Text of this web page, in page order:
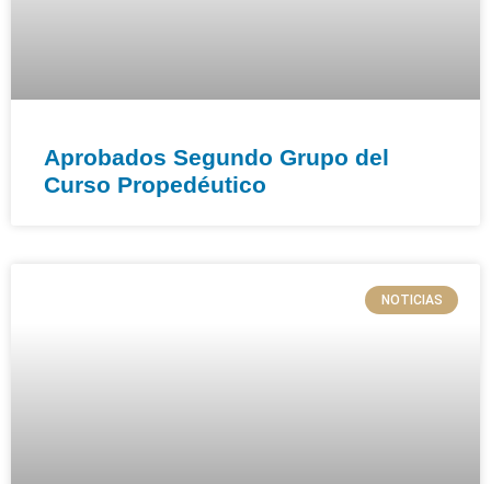
Aprobados Segundo Grupo del
Curso Propedéutico​
NOTICIAS